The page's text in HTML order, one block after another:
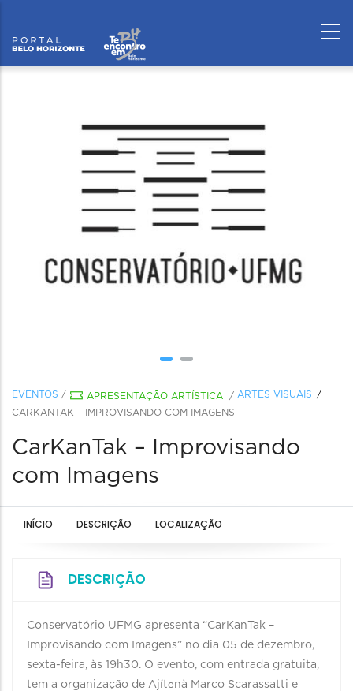
EVENTOS / APRESENTAÇÃO ARTÍSTICA / ARTES VISUAIS
CARKANTAK – IMPROVISANDO COM IMAGENS
CarKanTak – Improvisando
com Imagens
INÍCIO DESCRIÇÃO LOCALIZAÇÃO
DESCRIÇÃO
Conservatório UFMG apresenta “CarKanTak –
Improvisando com Imagens” no dia 05 de dezembro,
sexta-feira, às 19h30. O evento, com entrada gratuita,
tem a organização de Ajítẹnà Marco Scarassatti e